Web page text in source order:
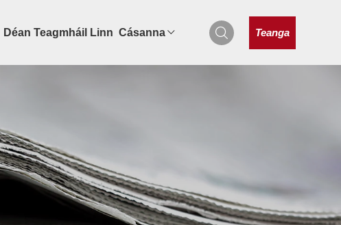
Déan Teagmháil Linn Cásanna Teanga